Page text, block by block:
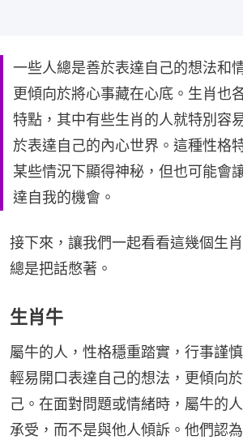
一些人總是善於表達自己的想法和
更傾向於將心事藏在心底。生肖也
特點，其中有些生肖的人就特別容
於表達自己的內心世界。這種性格
某些情況下顯得神秘，但也可能會
達自我的機會。
接下來，讓我們一起看看這幾個生
總是把話憋著。
生肖牛
屬牛的人，性格穩重踏實，行事謹
輕易開口表達自己的想法，更傾向
己。在面對問題或情緒時，屬牛的
承受，而不是與他人傾訴。他們認